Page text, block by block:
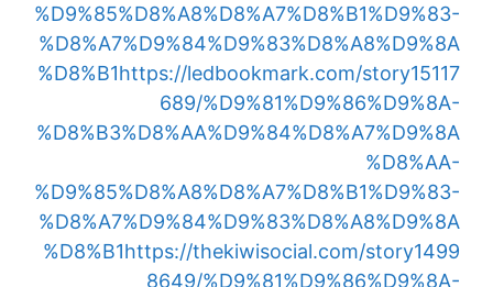
%D9%85%D8%A8%D8%A7%D8%B1%D9%83-
%D8%A7%D9%84%D9%83%D8%A8%D9%8A
%D8%B1https://ledbookmark.com/story15117
689/%D9%81%D9%86%D9%8A-
%D8%B3%D8%AA%D9%84%D8%A7%D9%8A
%D8%AA-
%D9%85%D8%A8%D8%A7%D8%B1%D9%83-
%D8%A7%D9%84%D9%83%D8%A8%D9%8A
%D8%B1https://thekiwisocial.com/story1499
8649/%D9%81%D9%86%D9%8A-